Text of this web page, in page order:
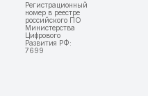
запуск на эмуляторе
Отсутствие проверки
Регистрационный
номер в реестре
российского ПО
Министерства
Цифрового
Развития РФ:
7699